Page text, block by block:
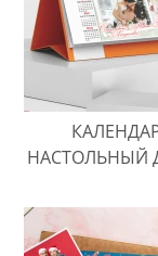
НАСТОЛЬНЫЙ